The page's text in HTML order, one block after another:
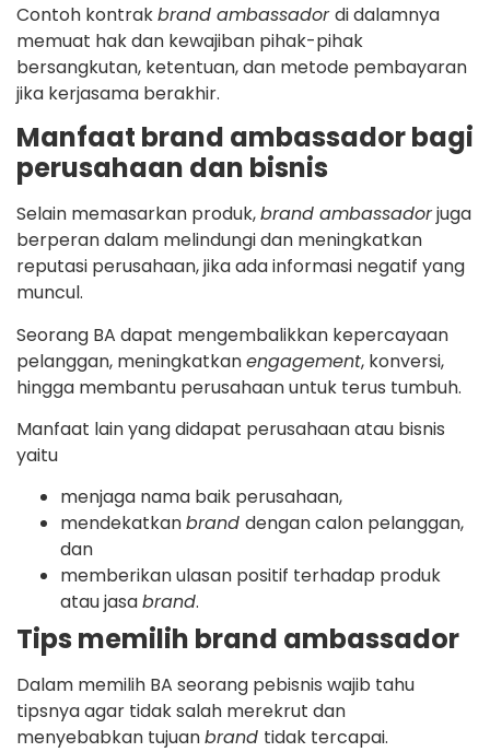
Contoh kontrakbrand ambassadordi dalamnya
memuat hak dan kewajiban pihak-pihak
bersangkutan, ketentuan, dan metode pembayaran
jika kerjasama berakhir.
Manfaat brand ambassador bagi
perusahaan dan bisnis
Selain memasarkan produk,brand ambassadorjuga
berperan dalam melindungi dan meningkatkan
reputasi perusahaan, jika ada informasi negatif yang
muncul.
Seorang BA dapat mengembalikkan kepercayaan
pelanggan, meningkatkanengagement, konversi,
hingga membantu perusahaan untuk terus tumbuh.
Manfaat lain yang didapat perusahaan atau bisnis
yaitu
menjaga nama baik perusahaan,
mendekatkanbrand dengan calon pelanggan,
dan
memberikan ulasan positif terhadap produk
atau jasabrand.
Tips memilih brand ambassador
Dalam memilih BA seorang pebisnis wajib tahu
tipsnya agar tidak salah merekrut dan
menyebabkan tujuanbrand tidak tercapai.